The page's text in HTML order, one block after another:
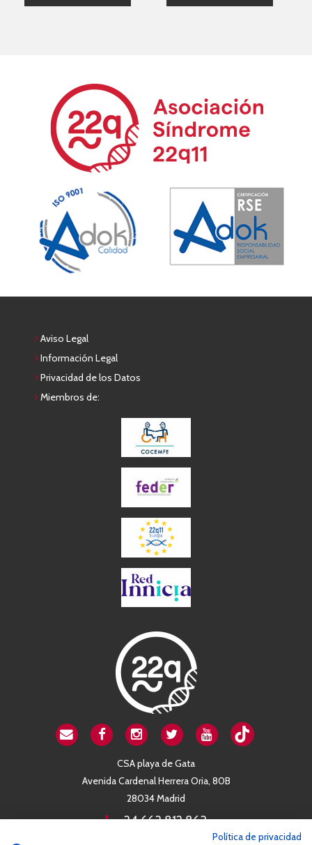
Aviso Legal
Información Legal
Privacidad de los Datos
Miembros de:
CSA playa de Gata
Avenida Cardenal Herrera Oria, 80B
28034 Madrid
+34 663 812 863
Política de privacidad